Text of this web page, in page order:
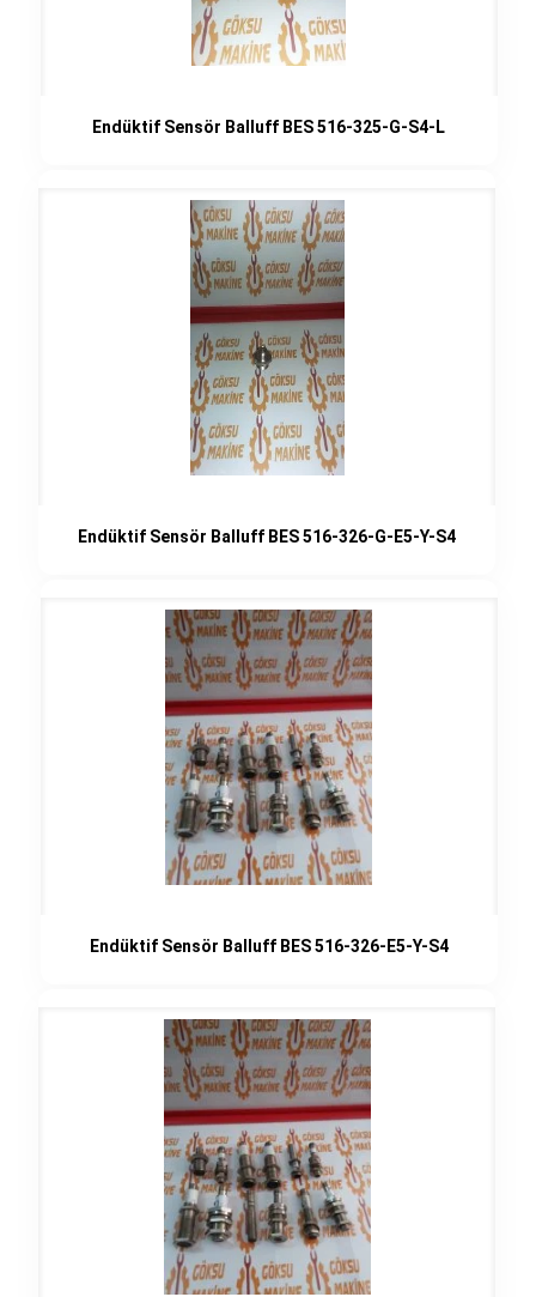
Endüktif Sensör Balluff BES 516-325-G-S4-L
Endüktif Sensör Balluff BES 516-326-G-E5-Y-S4
Endüktif Sensör Balluff BES 516-326-E5-Y-S4